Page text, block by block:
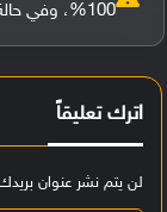
100%، وفي حالة وجود خطأ يُرجى
اترك تعليقاً
لن يتم نشر عنوان